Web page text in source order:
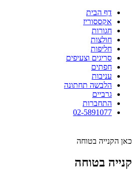
דף הבית
אקססוריז
חגורות
חולצות
חליפות
סריגים וצעיפים
חפתים
עניבות
הלבשה תחתונה
גרביים
התחברות
02-5891077
כאן הקנייה בטוחה
קנייה בטוחה